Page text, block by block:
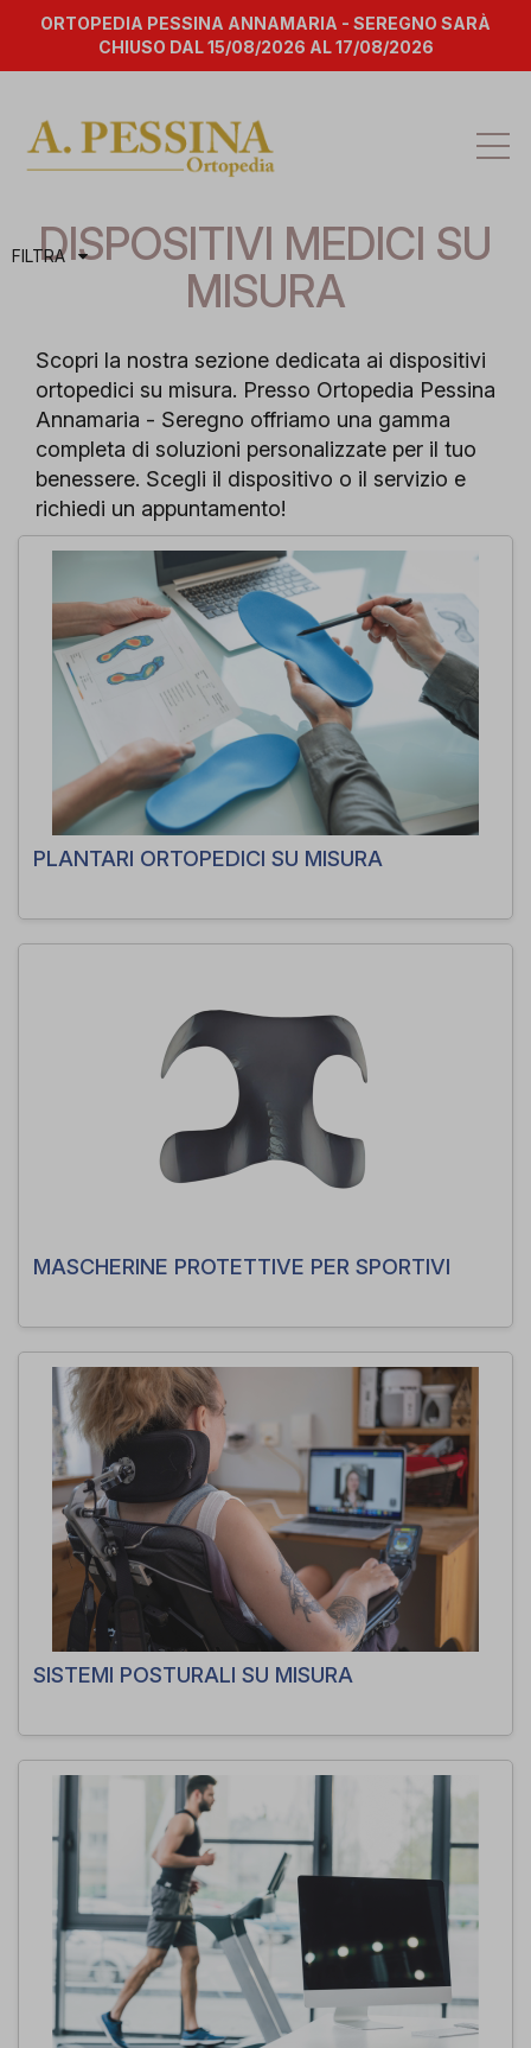
ORTOPEDIA PESSINA ANNAMARIA - SEREGNO SARÀ
CHIUSO DAL 15/08/2026 AL 17/08/2026
FILTRADISPOSITIVI MEDICI SU
MISURA
Scopri la nostra sezione dedicata ai dispositivi
ortopedici su misura. Presso Ortopedia Pessina
Annamaria - Seregno offriamo una gamma
completa di soluzioni personalizzate per il tuo
benessere. Scegli il dispositivo o il servizio e
richiedi un appuntamento!
PLANTARI ORTOPEDICI SU MISURA
MASCHERINE PROTETTIVE PER SPORTIVI
SISTEMI POSTURALI SU MISURA